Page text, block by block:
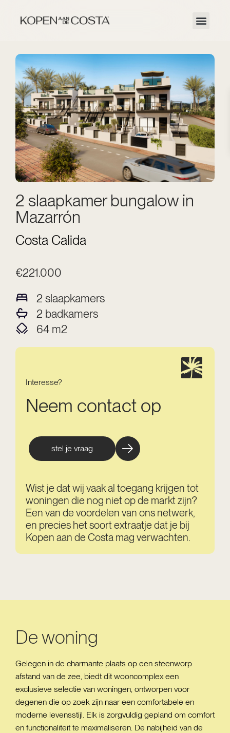
2 slaapkamer bungalow in
Mazarrón
Costa Calida
€221.000
2 slaapkamers
2 badkamers
64 m2
Interesse?
Neem contact op
stel je vraag
Wist je dat wij vaak al toegang krijgen tot
woningen die nog niet op de markt zijn?
Een van de voordelen van ons netwerk,
en precies het soort extraatje dat je bij
Kopen aan de Costa mag verwachten.
De woning
Gelegen in de charmante plaats op een steenworp
afstand van de zee, biedt dit wooncomplex een
exclusieve selectie van woningen, ontworpen voor
degenen die op zoek zijn naar een comfortabele en
moderne levensstijl. Elk is zorgvuldig gepland om comfort
en functionaliteit te maximaliseren. De nabijheid van de